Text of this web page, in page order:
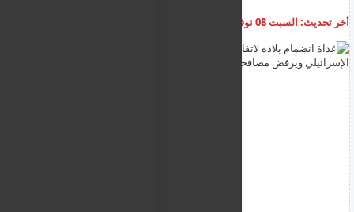
أخر تحديث: السبت 08 نوفمبر 2025